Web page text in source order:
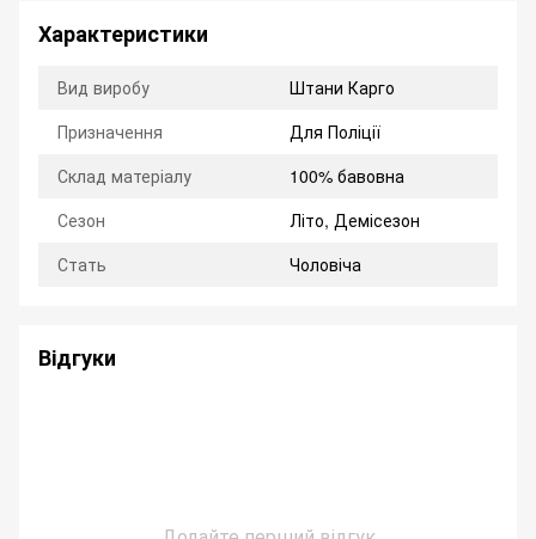
Характеристики
Вид виробу
Штани Карго
Призначення
Для Поліції
Склад матеріалу
100% бавовна
Сезон
Літо, Демісезон
Стать
Чоловіча
Відгуки